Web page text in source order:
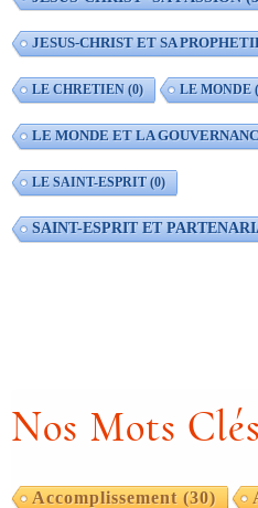
JESUS-CHRIST ET SA
LE CHRETIEN (0) LE MONDE
LE MONDE ET LA
LE SAINT-ESPRIT(0)
SAINT-ESPRIT ET
Nos Mots Clés
Accomplissement (30)